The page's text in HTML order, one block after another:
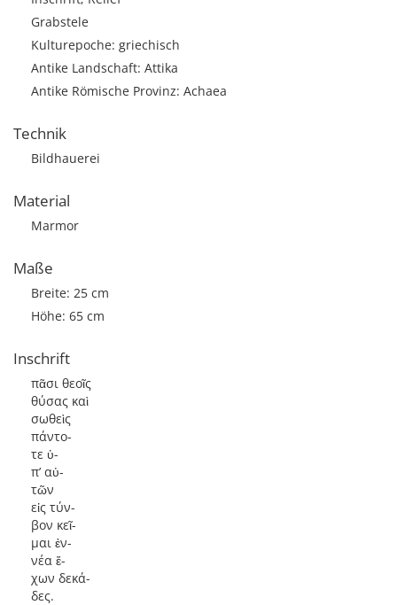
Grabstele
Kulturepoche: griechisch
Antike Landschaft: Attika
Antike Römische Provinz: Achaea
Technik
Bildhauerei
Material
Marmor
Maße
Breite: 25 cm
Höhe: 65 cm
Inschrift
πᾶσι θεοῖς
θύσας καὶ
σωθεὶς
πάντο-
τε ὑ-
π’ αὐ-
τῶν
εἰς τύν-
βον κεῖ-
μαι ἐν-
νέα ἔ-
χων δεκά-
δες.